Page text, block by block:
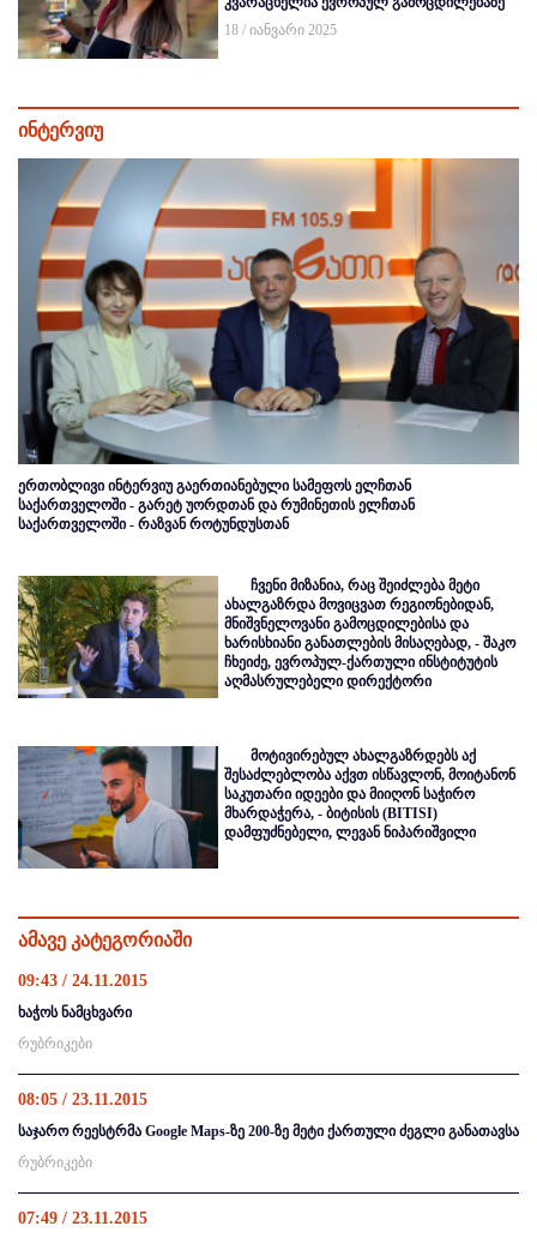
18 / იანვარი 2025
ინტერვიუ
ერთობლივი ინტერვიუ გაერთიანებული სამეფოს ელჩთან
საქართველოში - გარეტ უორდთან და რუმინეთის ელჩთან
საქართველოში - რაზვან როტუნდუსთან
ჩვენი მიზანია, რაც შეიძლება მეტი
ახალგაზრდა მოვიცვათ რეგიონებიდან,
მნიშვნელოვანი გამოცდილებისა და
ხარისხიანი განათლების მისაღებად, - შაკო
ჩხეიძე, ევროპულ-ქართული ინსტიტუტის
აღმასრულებელი დირექტორი
მოტივირებულ ახალგაზრდებს აქ
შესაძლებლობა აქვთ ისწავლონ, მოიტანონ
საკუთარი იდეები და მიიღონ საჭირო
მხარდაჭერა, - ბიტისის (BITISI)
დამფუძნებელი, ლევან ნიპარიშვილი
ამავე კატეგორიაში
09:43 / 24.11.2015
ხაჭოს ნამცხვარი
რუბრიკები
08:05 / 23.11.2015
საჯარო რეესტრმა Google Maps-ზე 200-ზე მეტი ქართული ძეგლი განათავსა
რუბრიკები
07:49 / 23.11.2015